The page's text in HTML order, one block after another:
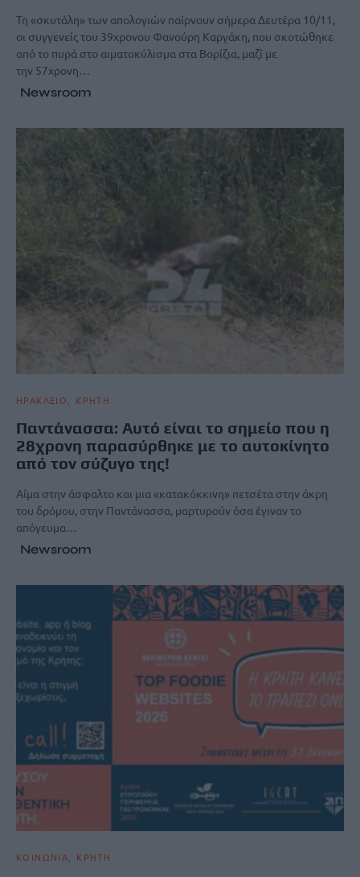
Τη «σκυτάλη» των απολογιών παίρνουν σήμερα Δευτέρα 10/11,
οι συγγενείς του 39χρονου Φανούρη Καργάκη, που σκοτώθηκε
από το πυρά στο αιματοκύλισμα στα Βορίζια, μαζί με
την 57χρονη…
Newsroom
ΗΡΑΚΛΕΙΟ ΚΡΗΤΗ
Παντάνασσα: Αυτό είναι το σημείο που η
28χρονη παρασύρθηκε με το αυτοκίνητο
από τον σύζυγο της!
Αίμα στην άσφαλτο και μια «κατακόκκινη» πετσέτα στην άκρη
του δρόμου, στην Παντάνασσα, μαρτυρούν όσα έγιναν το
απόγευμα…
Newsroom
ΚΟΙΝΩΝΙΑ ΚΡΗΤΗ